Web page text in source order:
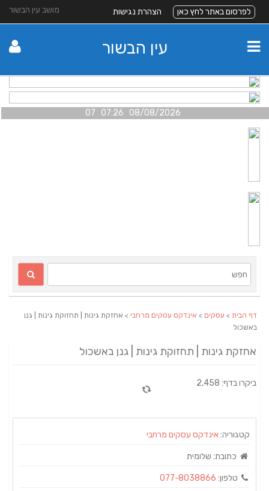
מושב עין הבשור לפרסום באתר לחץ כאן הצהרת נגישות
עין הבשור
08/08/2026 07:26 07
דף הבית > עסקים > אינדקס עסקים מרחבי > אחזקת גינות | תחזוקת גינות | גנן
באשכול
אחזקת גינות | תחזוקת גינות | גנן באשכול
ביקרו בדף: 2,458
קטגוריה:אינדקס עסקים מרחבי
כתובת: שלומית
טלפון: 077-8038866